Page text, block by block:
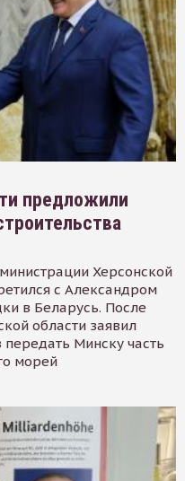
предложили
Херсонской
с Александром
в Беларусь. После
области заявил
передать Минску часть
морей